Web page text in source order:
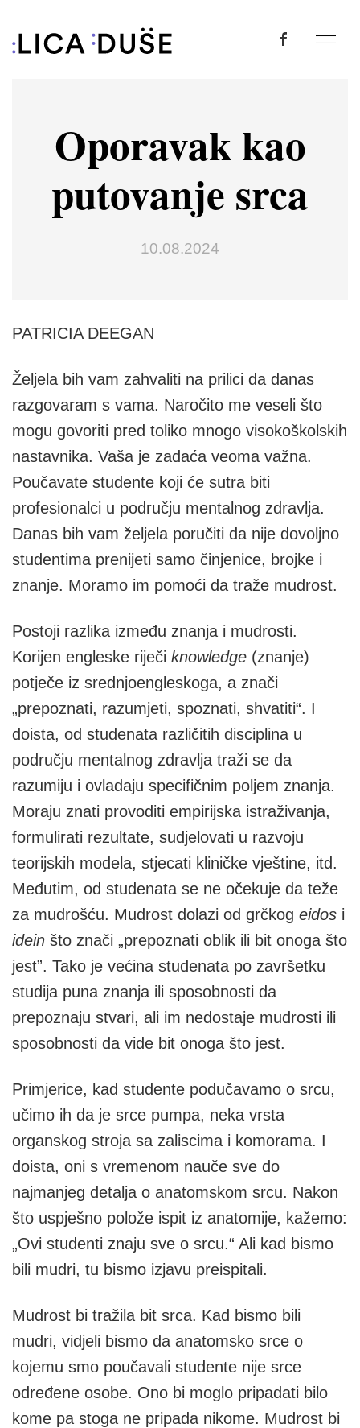
Oporavak kao
putovanje srca
10.08.2024
PATRICIA DEEGAN
Željela bih vam zahvaliti na prilici da danas
razgovaram s vama. Naročito me veseli što
mogu govoriti pred toliko mnogo visokoškolskih
nastavnika. Vaša je zadaća veoma važna.
Poučavate studente koji će sutra biti
profesionalci u području mentalnog zdravlja.
Danas bih vam željela poručiti da nije dovoljno
studentima prenijeti samo činjenice, brojke i
znanje. Moramo im pomoći da traže mudrost.
Postoji razlika između znanja i mudrosti.
Korijen engleske riječi knowledge (znanje)
potječe iz srednjoengleskoga, a znači
„prepoznati, razumjeti, spoznati, shvatiti“. I
doista, od studenata različitih disciplina u
području mentalnog zdravlja traži se da
razumiju i ovladaju specifičnim poljem znanja.
Moraju znati provoditi empirijska istraživanja,
formulirati rezultate, sudjelovati u razvoju
teorijskih modela, stjecati kliničke vještine, itd.
Međutim, od studenata se ne očekuje da teže
za mudrošću. Mudrost dolazi od grčkog eidos i
idein što znači „prepoznati oblik ili bit onoga što
jest”. Tako je većina studenata po završetku
studija puna znanja ili sposobnosti da
prepoznaju stvari, ali im nedostaje mudrosti ili
sposobnosti da vide bit onoga što jest.
Primjerice, kad studente podučavamo o srcu,
učimo ih da je srce pumpa, neka vrsta
organskog stroja sa zaliscima i komorama. I
doista, oni s vremenom nauče sve do
najmanjeg detalja o anatomskom srcu. Nakon
što uspješno polože ispit iz anatomije, kažemo:
„Ovi studenti znaju sve o srcu.“ Ali kad bismo
bili mudri, tu bismo izjavu preispitali.
Mudrost bi tražila bit srca. Kad bismo bili
mudri, vidjeli bismo da anatomsko srce o
kojemu smo poučavali studente nije srce
određene osobe. Ono bi moglo pripadati bilo
kome pa stoga ne pripada nikome. Mudrost bi